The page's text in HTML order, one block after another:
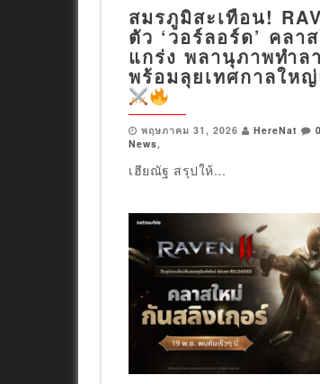
สมรภูมิสะเทือน!
ตัว ‘วอร์ลอร์ด’ คลา
แกร่ง พลานุภาพทำล
พร้อมลุยเทศกาลให
พฤษภาคม 31, 2026 HereNat 0
News,
เฮียณัฐ สรุปให้...